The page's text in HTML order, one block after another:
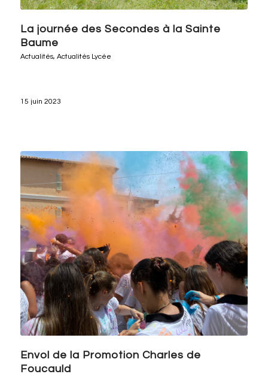
La journée des Secondes à la Sainte
Baume
Actualités, Actualités Lycée
15 juin 2023
Envol de la Promotion Charles de
Foucauld